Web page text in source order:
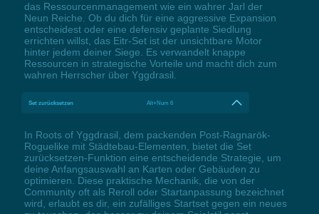
das Ressourcenmanagement wie ein wahrer Jarl der
Neun Reiche. Ob du dich für eine aggressive Expansion
entscheidest oder eine defensiv geplante Siedlung
errichten willst, das Eitr-Set ist der unsichtbare Motor
hinter jedem deiner Siege. Es verwandelt knappe
Ressourcen in strategische Vorteile und macht dich zum
wahren Herrscher über Yggdrasil.
Set zurücksetzen Alt+Num 6
In Roots of Yggdrasil, dem packenden Post-Ragnarök-
Roguelike mit Städtebau-Elementen, bietet die Set
zurücksetzen-Funktion eine entscheidende Strategie, um
deine Anfangsauswahl an Karten oder Gebäuden zu
optimieren. Diese praktische Mechanik, die von der
Community oft als Reroll oder Startanpassung bezeichnet
wird, erlaubt es dir, ein zufälliges Startset gegen ein neues